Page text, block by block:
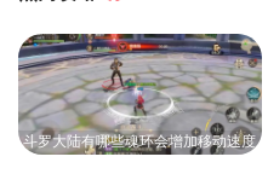
斗罗大陆有哪些魂环会增加移动速度